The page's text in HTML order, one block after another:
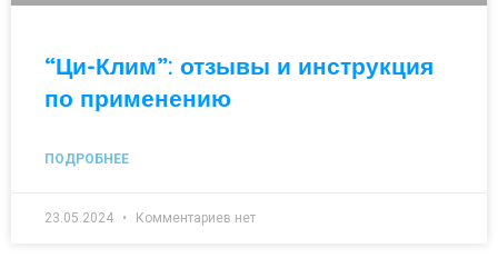
“Ци-Клим”: отзывы и инструкция
по применению
ПОДРОБНЕЕ
23.05.2024 Комментариев нет